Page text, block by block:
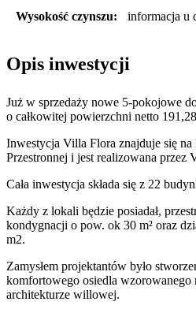
Wysokość czynszu: informacja u
Opis inwestycji
Już w sprzedaży nowe 5-pokojowe
o całkowitej powierzchni netto
Inwestycja Villa Flora znajduje się
Przestronnej i jest realizowana przez
Cała inwestycja składa się z 22
Każdy z lokali będzie posiadał,
kondygnacji o pow. ok 30 m² oraz
m2.
Zamysłem projektantów było
komfortowego osiedla wzorowanego
architekturze willowej.